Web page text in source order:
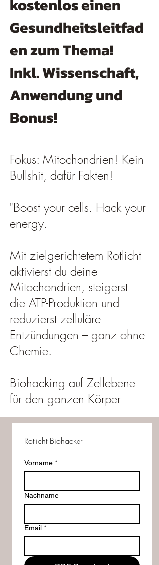
kostenlos einen
Gesundheitsleitfad
en zum Thema!
Inkl. Wissenschaft,
Anwendung und
Bonus!
Fokus: Mitochondrien! Kein
Bullshit, dafür Fakten!
"Boost your cells. Hack your
energy.
​Mit zielgerichtetem Rotlicht
aktivierst du deine
Mitochondrien, steigerst
die ATP-Produktion und
reduzierst zelluläre
Entzündungen – ganz ohne
Chemie.
Biohacking auf Zellebene
für den ganzen Körper
Rotlicht Biohacker
Vorname *
Nachname
Email *